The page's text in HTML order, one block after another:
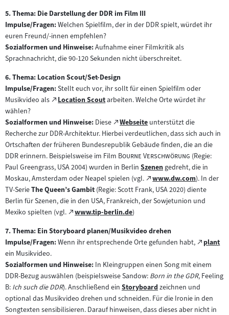
5. Thema: Die Darstellung der DDR im Film III
Impulse/Fragen:Welchen Spielfilm, der in der DDR spielt, würdet ihr
euren Freund/-innen empfehlen?
Sozialformen und Hinweise:Aufnahme einer Filmkritik als
Sprachnachricht, die 90-120 Sekunden nicht überschreitet.
6. Thema: Location Scout/Set-Design
Impulse/Fragen:Stellt euch vor, ihr sollt für einen Spielfilm oder
Musikvideo als
Zum
Inhalt:
Location Scout
(öffnet
neuen
Tab)
arbeiten. Welche Orte würdet ihr
wählen?
Sozialformen und Hinweise: Diese
Zum
externen
Inhalt:
Webseite
(öffnet
im
neuen
Tab)
unterstützt die
Recherche zur DDR-Architektur. Hierbei verdeutlichen, dass sich auch in
Ortschaften der früheren Bundesrepublik Gebäude finden, die an die
DDR erinnern. Beispielsweise im Film "Bourne Verschwörung "(Regie:
Paul Greengrass, USA 2004) wurden in Berlin Zum
Inhalt:
Szenengedreht, die in
Moskau, Amsterdam oder Neapel spielen (vgl.
Zum
externen
Inhalt:
www.dw.com
(öffnet
im
neuen
). In der
TV-SerieThe Queen’s Gambit (Regie: Scott Frank, USA 2020) diente
Berlin für Szenen, die in den USA, Frankreich, der Sowjetunion und
Mexiko spielten (vgl.
Zum
Inhalt:
www.tip-berlin.de
(öffnet
im
neuen
)
7. Thema: Ein Storyboard planen/Musikvideo drehen
Impulse/Fragen:Wenn ihr entsprechende Orte gefunden habt,
Zum
Inhalt:
plant
(öffnet
neuen
Tab)
ein Musikvideo.
Sozialformen und Hinweise: In Kleingruppen einen Song mit einem
DDR-Bezug auswählen (beispielsweise Sandow: Born in the GDR, Feeling
B: Ich such die DDR). Anschließend ein Zum
Inhalt:
Storyboard zeichnen und
optional das Musikvideo drehen und schneiden. Für die Ironie in den
Songtexten sensibilisieren. Darauf hinweisen, dass dieses aber nicht in